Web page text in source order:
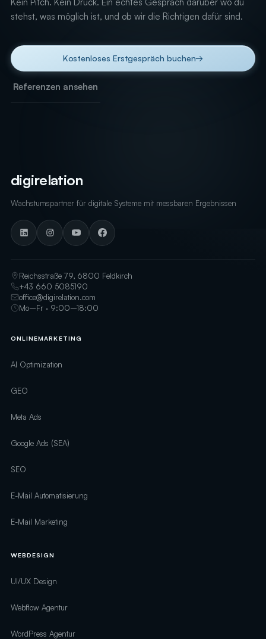
stehst, was möglich ist, und ob wir die Richtigen dafür sind.
Kostenloses Erstgespräch buchen→
Referenzen ansehen
digirelation
Wachstumspartner für digitale Systeme mit messbaren Ergebnissen
Reichsstraße 79, 6800 Feldkirch
+43 660 5085190
office@digirelation.com
Mo–Fr · 9:00–18:00
ONLINEMARKETING
AI Optimization
GEO
Meta Ads
Google Ads (SEA)
SEO
E-Mail Automatisierung
E-Mail Marketing
WEBDESIGN
UI/UX Design
Webflow Agentur
WordPress Agentur